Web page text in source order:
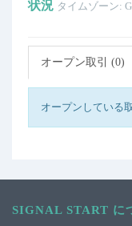
状況 タイムゾーン:
オープン取引 (0)
オープンしている
SIGNAL START に